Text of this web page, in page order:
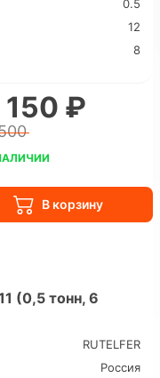
0.5
12
8
(0,5 тонн, 6
RUTELFER
Россия
150 ₽